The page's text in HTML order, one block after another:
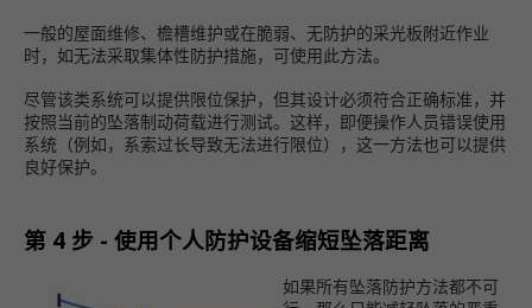
一般的屋面维修、檐槽维护或在脆弱、无防护的采光板附近作业
时，如无法采取集体性防护措施，可使用此方法。
尽管该类系统可以提供限位保护，但其设计必须符合正确标准，并
按照当前的坠落制动荷载进行测试。这样，即便操作人员错误使用
系统（例如，系索过长导致无法进行限位），这一方法也可以提供
良好保护。
第 4 步 - 使用个人防护设备缩短坠落距离
如果所有坠落防护方法都不可